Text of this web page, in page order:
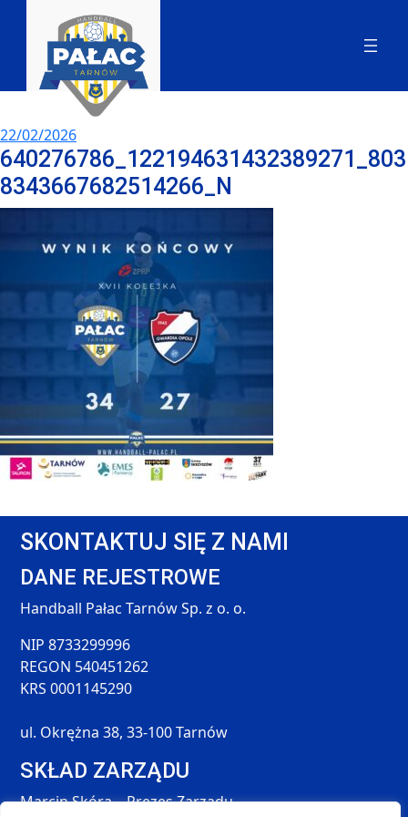
22/02/2026
640276786_122194631432389271_803
8343667682514266_N
SKONTAKTUJ SIĘ Z NAMI
DANE REJESTROWE
Handball Pałac Tarnów Sp. z o. o.
NIP 8733299996
REGON 540451262
KRS 0001145290
ul. Okrężna 38, 33-100 Tarnów
SKŁAD ZARZĄDU
Marcin Skóra – Prezes Zarządu